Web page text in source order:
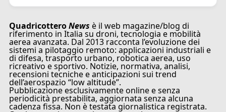
QuadricotteroNews è il web magazine/blog di
riferimento in Italia su droni, tecnologia e mobilità
aerea avanzata. Dal 2013 racconta l’evoluzione dei
sistemi a pilotaggio remoto: applicazioni industriali e
di difesa, trasporto urbano, robotica aerea, uso
ricreativo e sportivo. Notizie, normativa, analisi,
recensioni tecniche e anticipazioni sui trend
dell’aerospazio “low altitude”.
Pubblicazione esclusivamente online e senza
periodicità prestabilita, aggiornata senza alcuna
cadenza fissa. Non è testata giornalistica registrata.